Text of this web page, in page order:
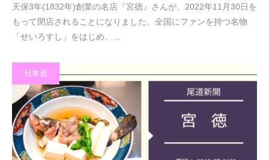
天保3年(1832年)創業の名店『宮徳』さんが、2022年11月30日を
もって閉店されることになりました。全国にファンを持つ名物
「せいろすし」をはじめ、…
日本酒